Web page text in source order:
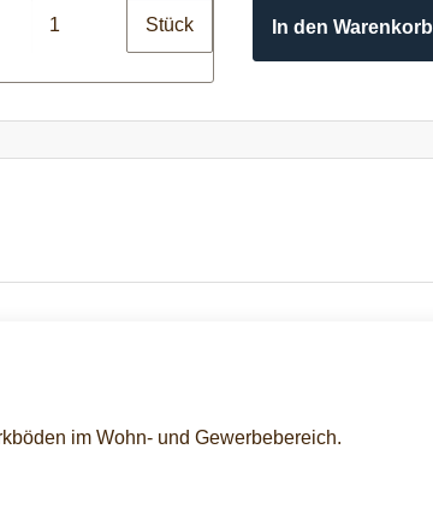
Stück In den Warenkorb
im Wohn- und Gewerbebereich.